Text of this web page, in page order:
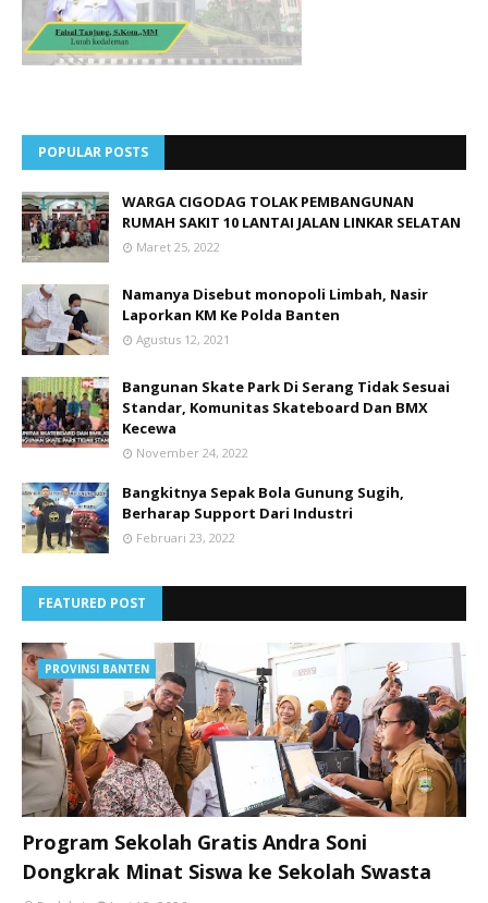
POPULAR POSTS
WARGA CIGODAG TOLAK PEMBANGUNAN
RUMAH SAKIT 10 LANTAI JALAN LINKAR SELATAN
Maret 25, 2022
Namanya Disebut monopoli Limbah, Nasir
Laporkan KM Ke Polda Banten
Agustus 12, 2021
Bangunan Skate Park Di Serang Tidak Sesuai
Standar, Komunitas Skateboard Dan BMX
Kecewa
November 24, 2022
Bangkitnya Sepak Bola Gunung Sugih,
Berharap Support Dari Industri
Februari 23, 2022
FEATURED POST
PROVINSI BANTEN
Program Sekolah Gratis Andra Soni
Dongkrak Minat Siswa ke Sekolah Swasta